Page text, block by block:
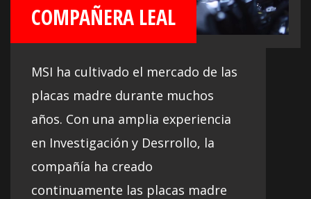
COMPAÑERA LEAL
MSI ha cultivado el mercado de las
placas madre durante muchos
años. Con una amplia experiencia
en Investigación y Desrrollo, la
compañía ha creado
continuamente las placas madre